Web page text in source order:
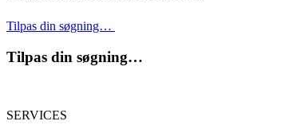
Tilpas din søgning…
Tilpas din søgning…
SERVICES